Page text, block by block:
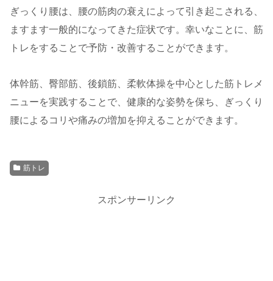
ぎっくり腰は、腰の筋肉の衰えによって引き起こされる、
ますます一般的になってきた症状です。幸いなことに、筋
トレをすることで予防・改善することができます。
体幹筋、臀部筋、後鎖筋、柔軟体操を中心とした筋トレメ
ニューを実践することで、健康的な姿勢を保ち、ぎっくり
腰によるコリや痛みの増加を抑えることができます。
筋トレ
スポンサーリンク